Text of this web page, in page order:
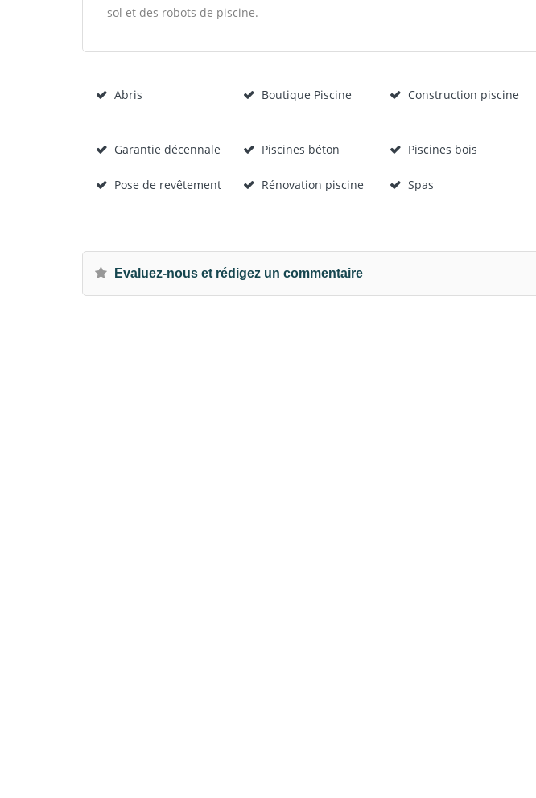
sol et des robots de piscine.
Abris Boutique Piscine Construction piscine
Garantie décennale Piscines béton Piscines bois
Pose de revêtement Rénovation piscine Spas
Evaluez-nous et rédigez un commentaire